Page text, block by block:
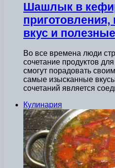
Шашлык в
вкус и
Во все времена люди
сочетание продуктов
смогут порадовать
самые изысканные
сочетаний является
Кулинария